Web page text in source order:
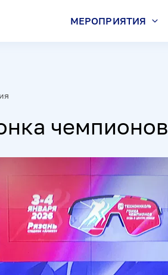
МЕРОПРИЯТИЯ
чемпионов